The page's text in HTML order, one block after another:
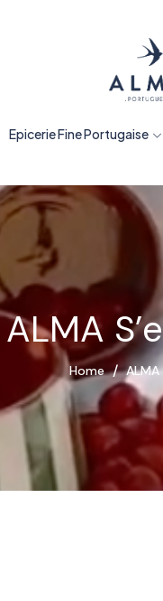
Epicerie Fine Portugaise
ALMA
Home